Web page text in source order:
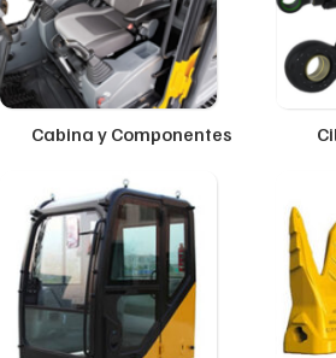
Cabina y Componentes